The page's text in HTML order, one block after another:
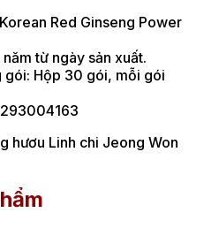
Red Ginseng Power
từ ngày sản xuất.
gói: Hộp 30 gói, mỗi gói